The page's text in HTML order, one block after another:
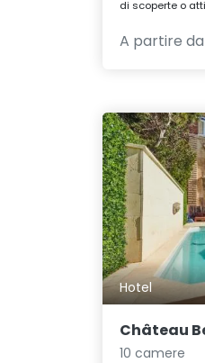
di scoperte o
A partire da
Hotel
Château
10 camere